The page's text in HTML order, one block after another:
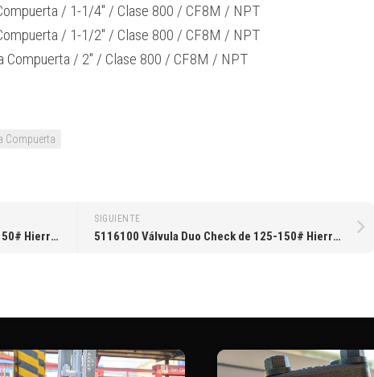
/ 1-1/4″ / Clase 800 / CF8M / NPT
/ 1-1/2″ / Clase 800 / CF8M / NPT
Compuerta / 2″ / Clase 800 / CF8M / NPT
Compuerta
SIGUIENTE
5116100 Válvula Duo Check de 125-150# Hierro/Inoxidable de 4″ 102MM
5116050 Válvula Duo Check de 125-150# Hierro/Inoxidable de 2″ 51MM